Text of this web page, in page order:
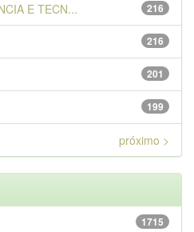
216
E TECN...
216
201
199
próximo >
1715